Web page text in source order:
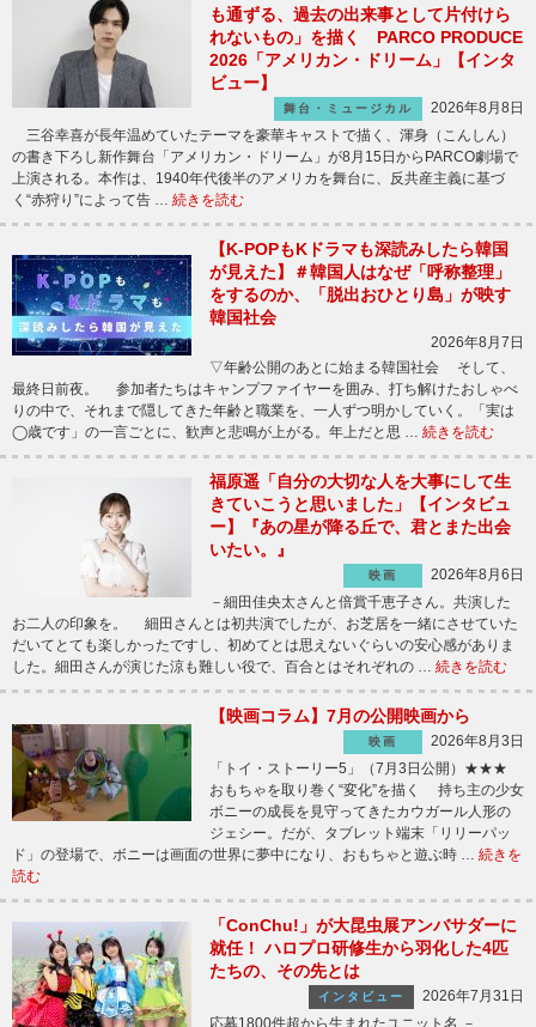
も通ずる、過去の出来事として片付けら
れないもの」を描く PARCO PRODUCE
2026「アメリカン・ドリーム」【インタ
ビュー】
舞台・ミュージカル
2026年8月8日
三谷幸喜が長年温めていたテーマを豪華キャストで描く、渾身（こんしん）
の書き下ろし新作舞台「アメリカン・ドリーム」が8月15日からPARCO劇場で
上演される。本作は、1940年代後半のアメリカを舞台に、反共産主義に基づ
く“赤狩り”によって告 … 続きを読む
【K-POPもKドラマも深読みしたら韓国
が見えた】＃韓国人はなぜ「呼称整理」
をするのか、「脱出おひとり島」が映す
韓国社会
2026年8月7日
▽年齢公開のあとに始まる韓国社会 そして、
最終日前夜。 参加者たちはキャンプファイヤーを囲み、打ち解けたおしゃべ
りの中で、それまで隠してきた年齢と職業を、一人ずつ明かしていく。「実は
◯歳です」の一言ごとに、歓声と悲鳴が上がる。年上だと思 … 続きを読む
福原遥「自分の大切な人を大事にして生
きていこうと思いました」【インタビュ
ー】『あの星が降る丘で、君とまた出会
いたい。』
映画
2026年8月6日
－細田佳央太さんと倍賞千恵子さん。共演した
お二人の印象を。 細田さんとは初共演でしたが、お芝居を一緒にさせていた
だいてとても楽しかったですし、初めてとは思えないぐらいの安心感がありま
した。細田さんが演じた涼も難しい役で、百合とはそれぞれの … 続きを読む
【映画コラム】7月の公開映画から
映画
2026年8月3日
「トイ・ストーリー5」（7月3日公開）★★★
おもちゃを取り巻く“変化”を描く 持ち主の少女
ボニーの成長を見守ってきたカウガール人形の
ジェシー。だが、タブレット端末「リリーパッ
ド」の登場で、ボニーは画面の世界に夢中になり、おもちゃと遊ぶ時 … 続きを
読む
「ConChu!」が大昆虫展アンバサダーに
就任！ ハロプロ研修生から羽化した4匹
たちの、その先とは
インタビュー
2026年7月31日
応募1800件超から生まれたユニット名 －